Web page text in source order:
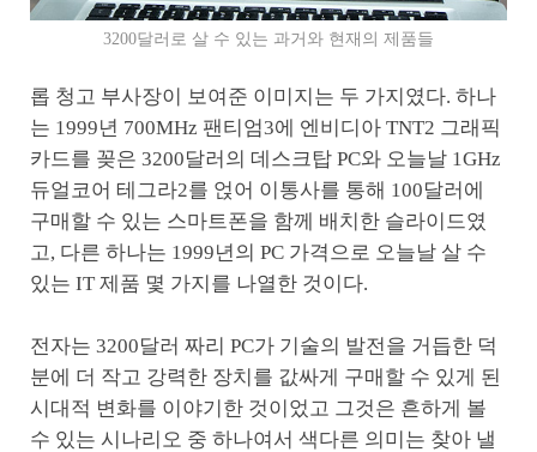
3200달러로 살 수 있는 과거와 현재의 제품들
롭 청고 부사장이 보여준 이미지는 두 가지였다. 하나
는 1999년 700MHz 팬티엄3에 엔비디아 TNT2 그래픽
카드를 꽂은 3200달러의 데스크탑 PC와 오늘날 1GHz
듀얼코어 테그라2를 얹어 이통사를 통해 100달러에
구매할 수 있는 스마트폰을 함께 배치한 슬라이드였
고, 다른 하나는 1999년의 PC 가격으로 오늘날 살 수
있는 IT 제품 몇 가지를 나열한 것이다.
전자는 3200달러 짜리 PC가 기술의 발전을 거듭한 덕
분에 더 작고 강력한 장치를 값싸게 구매할 수 있게 된
시대적 변화를 이야기한 것이었고 그것은 흔하게 볼
수 있는 시나리오 중 하나여서 색다른 의미는 찾아 낼